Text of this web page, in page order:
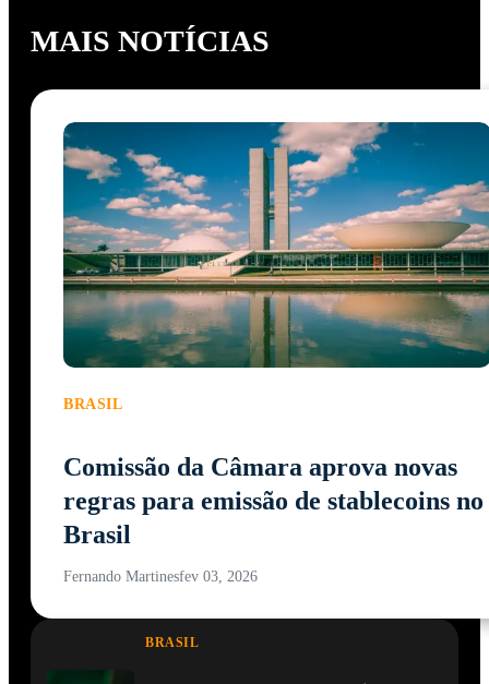
MAIS NOTÍCIAS
BRASIL
Comissão da Câmara aprova novas
regras para emissão de stablecoins no
Brasil
Fernando Martinesfev 03, 2026
BRASIL